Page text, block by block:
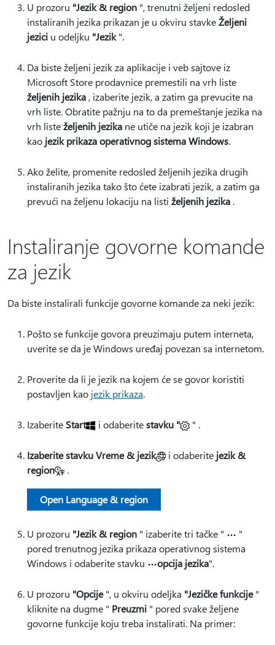
U prozoru "Jezik & region ", trenutni željeni redosled
instaliranih jezika prikazan je u okviru stavkeŽeljeni
jezici u odeljku "Jezik".
Da biste željeni jezik za aplikacije i veb sajtove iz
Microsoft Store prodavnice premestili na vrh liste
željenih jezika , izaberite jezik, a zatim ga prevucite na
vrh liste. Obratite pažnju na to da premeštanje jezika na
vrh listeželjenih jezika ne utiče na jezik koji je izabran
kao jezik prikaza operativnog sistema Windows.
Ako želite, promenite redosled željenih jezika drugih
instaliranih jezika tako što ćete izabrati jezik, a zatim ga
prevući na željenu lokaciju na listi željenih jezika .
Instaliranje govorne komande
za jezik
Da biste instalirali funkcije govorne komande za neki jezik:
Pošto se funkcije govora preuzimaju putem interneta,
uverite se da je Windows uređaj povezan sa internetom.
Proverite da li je jezik na kojem će se govor koristiti
postavljen kao jezik prikaza.
Izaberite Start i odaberitestavku " " .
Izaberite stavku Vreme & jezik i odaberite jezik &
region
.
Open Language & region
U prozoru "Jezik & region " izaberite tri tačke "
"
pored trenutnog jezika prikaza operativnog sistema
Windows i odaberite stavku
opcija jezika".
U prozoru "Opcije", u okviru odeljka "Jezičke funkcije"
kliknite na dugme " Preuzmi " pored svake željene
govorne funkcije koju treba instalirati. Na primer: